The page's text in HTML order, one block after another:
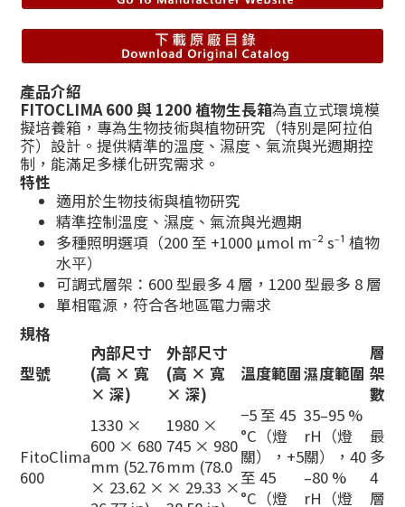
產品介紹
FITOCLIMA 600 與 1200 植物生長箱為直立式環境模
擬培養箱，專為生物技術與植物研究（特別是阿拉伯
芥）設計。提供精準的溫度、濕度、氣流與光週期控
制，能滿足多樣化研究需求。
特性
適用於生物技術與植物研究
精準控制溫度、濕度、氣流與光週期
多種照明選項（200 至 +1000 µmol m⁻² s⁻¹ 植物
水平）
可調式層架：600 型最多 4 層，1200 型最多 8 層
單相電源，符合各地區電力需求
規格
型號
內部尺寸
(高 × 寬
× 深)
外部尺寸
(高 × 寬
× 深)
溫度範圍濕度範圍
層
架
數
FitoClima
600
1330 ×
600 × 680
mm (52.76
× 23.62 ×
1980 ×
745 × 980
mm (78.0
× 29.33 ×
−5 至 45
°C（燈
關），+5
至 45
°C（燈
35–95 %
rH（燈
關），40
–80 %
rH（燈
最
多
4
層